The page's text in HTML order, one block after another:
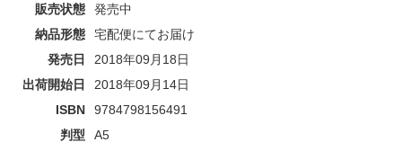
販売状態
発売中
納品形態
宅配便にてお届け
発売日
2018年09月18日
出荷開始日
2018年09月14日
ISBN
9784798156491
判型
A5